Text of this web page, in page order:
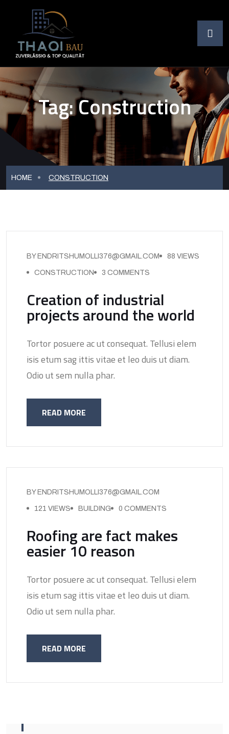
Tag:Construction
HOME CONSTRUCTION
BY ENDRITSHUMOLLI376@GMAIL.COM 88 VIEWS
CONSTRUCTION 3 COMMENTS
Creation of industrial
projects around the world
Tortor posuere ac ut consequat. Tellusi elem
isis etum sag ittis vitae et leo duis ut diam.
Odio ut sem nulla phar.
READ MORE
BY ENDRITSHUMOLLI376@GMAIL.COM
121 VIEWS BUILDING 0 COMMENTS
Roofing are fact makes
easier 10 reason
Tortor posuere ac ut consequat. Tellusi elem
isis etum sag ittis vitae et leo duis ut diam.
Odio ut sem nulla phar.
READ MORE